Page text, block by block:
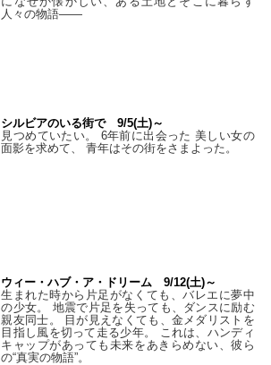
人々の物語――
シルビアのいる街で 9/5(土)～
見つめていたい。 6年前に出会った 美しい女の
面影を求めて、 青年はその街をさまよった。
ウィー・ハブ・ア・ドリーム 9/12(土)～
生まれた時から片足がなくても、バレエに夢中
の少女。 地震で片足を失っても、ダンスに励む
親友同士。 目が見えなくても、金メダリストを
目指し風を切って走る少年。 これは、ハンディ
キャップがあっても未来をあきらめない、彼ら
の“真実の物語”。